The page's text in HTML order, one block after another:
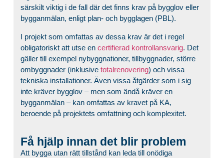
särskilt viktig i de fall där det finns krav på bygglov eller
bygganmälan, enligt plan- och bygglagen (PBL).
I projekt som omfattas av dessa krav är det i regel
obligatoriskt att utse en certifierad kontrollansvarig. Det
gäller till exempel nybyggnationer, tillbyggnader, större
ombyggnader (inklusive totalrenovering) och vissa
tekniska installationer. Även vissa åtgärder som i sig
inte kräver bygglov – men som ändå kräver en
bygganmälan – kan omfattas av kravet på KA,
beroende på projektets omfattning och komplexitet.
Få hjälp innan det blir problem
Att bygga utan rätt tillstånd kan leda till onödiga